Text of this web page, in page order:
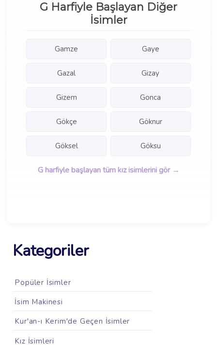
G Harfiyle Başlayan Diğer
İsimler
Gamze Gaye
Gazal Gizay
Gizem Gonca
Gökçe Göknur
Göksel Göksu
G harfiyle başlayan tüm kız isimlerini gör →
Kategoriler
Popüler İsimler
İsim Makinesi
Kur'an-ı Kerim'de Geçen İsimler
Kız İsimleri